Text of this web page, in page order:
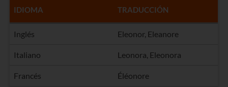
IDIOMA TRADUCCIÓN
Inglés Eleonor, Eleanore
Italiano Leonora, Eleonora
Francés Éléonore